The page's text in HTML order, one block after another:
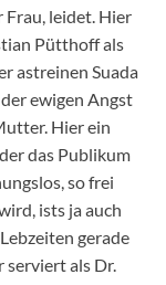
Frau, leidet. Hier
Pütthoff als
astreinen Suada
ewigen Angst
Hier ein
das Publikum
so frei
ists ja auch
gerade
serviert als Dr.